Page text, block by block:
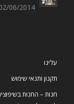
06/2014 - 20:33
עלינו
תקנון ותנאי שימוש
חנות – החנות